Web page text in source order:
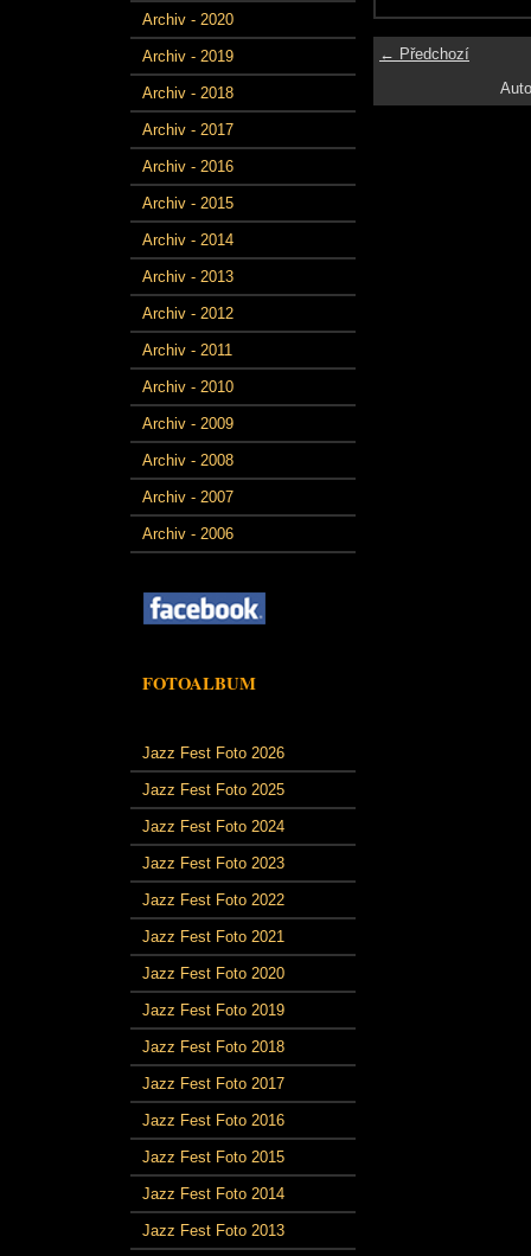
Archiv - 2020
Archiv - 2019
Archiv - 2018
Archiv - 2017
Archiv - 2016
Archiv - 2015
Archiv - 2014
Archiv - 2013
Archiv - 2012
Archiv - 2011
Archiv - 2010
Archiv - 2009
Archiv - 2008
Archiv - 2007
Archiv - 2006
FOTOALBUM
Jazz Fest Foto 2026
Jazz Fest Foto 2025
Jazz Fest Foto 2024
Jazz Fest Foto 2023
Jazz Fest Foto 2022
Jazz Fest Foto 2021
Jazz Fest Foto 2020
Jazz Fest Foto 2019
Jazz Fest Foto 2018
Jazz Fest Foto 2017
Jazz Fest Foto 2016
Jazz Fest Foto 2015
Jazz Fest Foto 2014
Jazz Fest Foto 2013
← Předchozí